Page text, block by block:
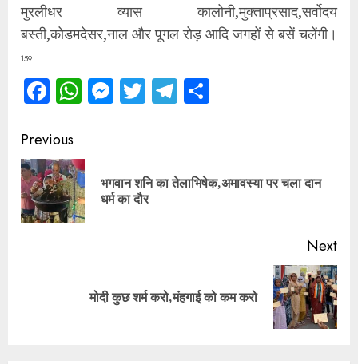
मुरलीधर व्यास कालोनी,मुक्ताप्रसाद,सर्वोदय
बस्ती,कोडमदेसर,नाल और पूगल रोड़ आदि जगहों से बसें चलेंगी।
159
Facebook
WhatsApp
Messenger
TwitterTelegram
Continue
Reading
Previous
भगवान शनि का तेलाभिषेक,अमावस्या पर चला दान
धर्म का दौर
Next
मोदी कुछ शर्म करो,मंहगाई को कम करो